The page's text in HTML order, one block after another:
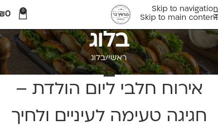
Skip to navigation
Skip to main content
0
0
בלוג
ראשי בלוג
בלוג
אירוח חלבי ליום הולדת –
חגיגה טעימה לעיניים ולחיך